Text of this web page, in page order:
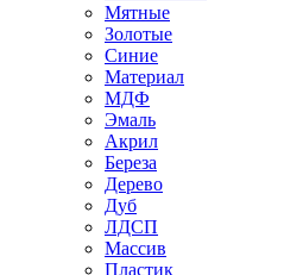
Мятные
Золотые
Синие
Материал
МДФ
Эмаль
Акрил
Береза
Дерево
Дуб
ЛДСП
Массив
Пластик